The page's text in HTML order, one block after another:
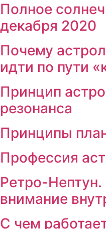
Полное
декабря 2020
Почему
идти по пути
Принцип
резонанса
Принципы
Профессия
Ретро-
внимание
С чем